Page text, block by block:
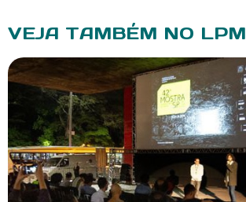
VEJA TAMBÉM NO LPM